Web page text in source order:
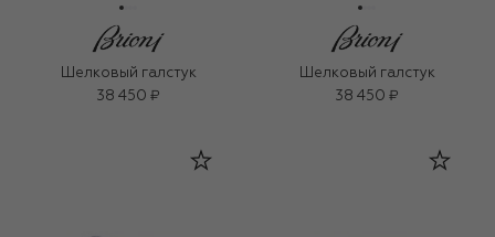
Шелковый галстук
38 450 ₽
Шелковый галстук
38 450 ₽